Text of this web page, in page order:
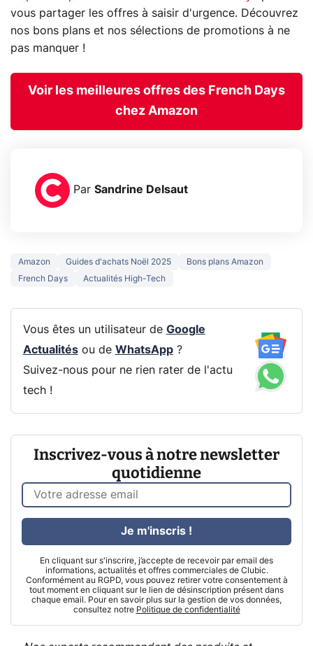
vous partager les offres à saisir d'urgence. Découvrez
nos bons plans et nos sélections de promotions à ne
pas manquer !
Voir les meilleures offres des French Days
chez Amazon
Par Sandrine Delsaut
Amazon Guides d'achats Noël 2025
Bons plans Amazon
French Days
Actualités High-Tech
Vous êtes un utilisateur de Google
Actualitésou de WhatsApp?
Suivez-nous pour ne rien rater de l'actu
tech !
Inscrivez-vous à notre newsletter
quotidienne
En cliquant sur s'inscrire, j’accepte de recevoir par email des
informations, actualités et offres commerciales de Clubic.
Conformément au RGPD, vous pouvez retirer votre consentement à
tout moment en cliquant sur le lien de désinscription présent dans
chaque email. Pour en savoir plus sur la gestion de vos données,
consultez notre Politique de confidentialité
Je m'inscris !